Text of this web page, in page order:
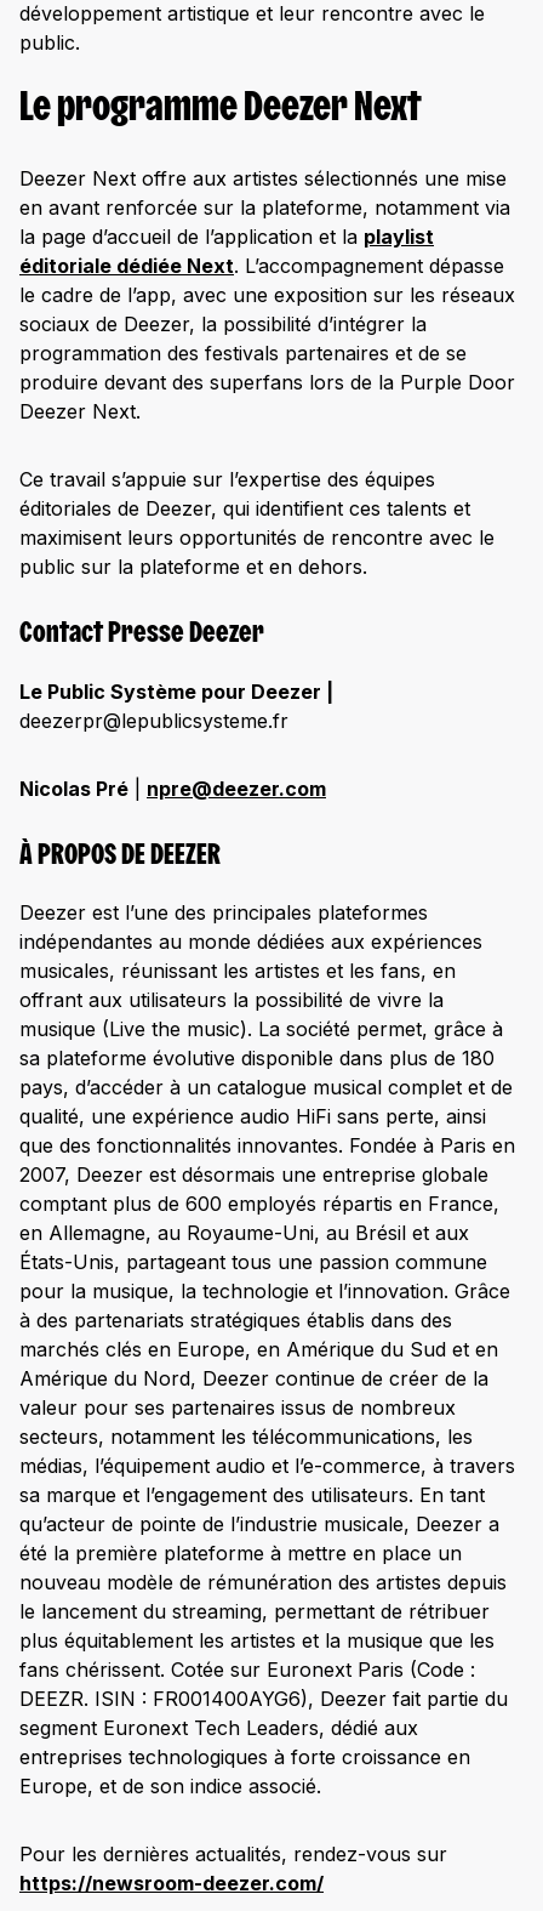
développement artistique et leur rencontre avec le
public.
Le programme Deezer Next
Deezer Next offre aux artistes sélectionnés une mise
en avant renforcée sur la plateforme, notamment via
la page d’accueil de l’application et la playlist
éditoriale dédiée Next. L’accompagnement dépasse
le cadre de l’app, avec une exposition sur les réseaux
sociaux de Deezer, la possibilité d’intégrer la
programmation des festivals partenaires et de se
produire devant des superfans lors de la Purple Door
Deezer Next.
Ce travail s’appuie sur l’expertise des équipes
éditoriales de Deezer, qui identifient ces talents et
maximisent leurs opportunités de rencontre avec le
public sur la plateforme et en dehors.
Contact Presse Deezer
Le Public Système pour Deezer |
deezerpr@lepublicsysteme.fr
Nicolas Pré npre@deezer.com
À PROPOS DE DEEZER
Deezer est l’une des principales plateformes
indépendantes au monde dédiées aux expériences
musicales, réunissant les artistes et les fans, en
offrant aux utilisateurs la possibilité de vivre la
musique (Live the music). La société permet, grâce à
sa plateforme évolutive disponible dans plus de 180
pays, d’accéder à un catalogue musical complet et de
qualité, une expérience audio HiFi sans perte, ainsi
que des fonctionnalités innovantes. Fondée à Paris en
2007, Deezer est désormais une entreprise globale
comptant plus de 600 employés répartis en France,
en Allemagne, au Royaume-Uni, au Brésil et aux
États-Unis, partageant tous une passion commune
pour la musique, la technologie et l’innovation. Grâce
à des partenariats stratégiques établis dans des
marchés clés en Europe, en Amérique du Sud et en
Amérique du Nord, Deezer continue de créer de la
valeur pour ses partenaires issus de nombreux
secteurs, notamment les télécommunications, les
médias, l’équipement audio et l’e-commerce, à travers
sa marque et l’engagement des utilisateurs. En tant
qu’acteur de pointe de l’industrie musicale, Deezer a
été la première plateforme à mettre en place un
nouveau modèle de rémunération des artistes depuis
le lancement du streaming, permettant de rétribuer
plus équitablement les artistes et la musique que les
fans chérissent. Cotée sur Euronext Paris (Code :
DEEZR. ISIN : FR001400AYG6), Deezer fait partie du
segment Euronext Tech Leaders, dédié aux
entreprises technologiques à forte croissance en
Europe, et de son indice associé.
Pour les dernières actualités, rendez-vous sur
https://newsroom-deezer.com/